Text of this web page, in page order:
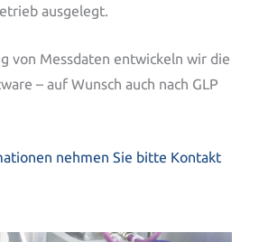
ausgelegt.
von Messdaten entwickeln wir die
– auf Wunsch auch nach GLP
nehmen Sie bitte Kontakt